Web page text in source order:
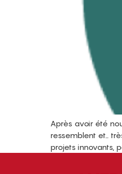
Après avoir été
ressemblent et…
projets innovants,